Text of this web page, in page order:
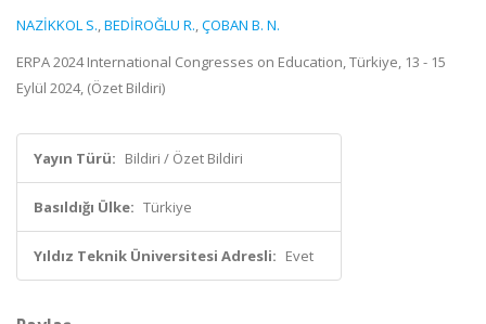
NAZİKKOL S.,BEDİROĞLU R.,ÇOBAN B. N.
ERPA 2024 International Congresses on Education, Türkiye, 13 - 15
Eylül 2024, (Özet Bildiri)
Yayın Türü: Bildiri / Özet Bildiri
Basıldığı Ülke: Türkiye
Yıldız Teknik Üniversitesi Adresli: Evet